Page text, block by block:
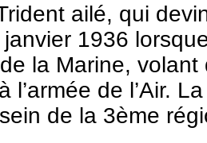
ailé, qui
1936
la Marine,
l’armée de l’Air.
de la 3ème